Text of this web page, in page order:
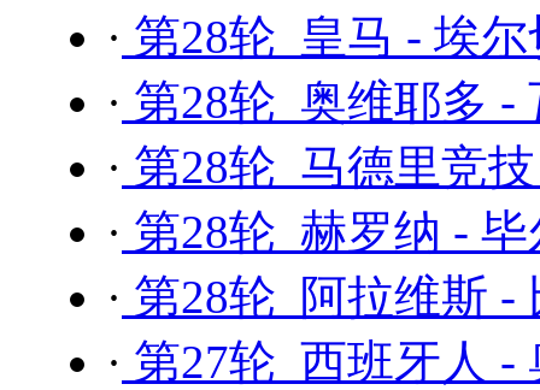
· 第28轮 皇马 - 埃
· 第28轮 奥维耶多 -
· 第28轮 马德里竞
· 第28轮 赫罗纳 -
· 第28轮 阿拉维斯 -
· 第27轮 西班牙人 -